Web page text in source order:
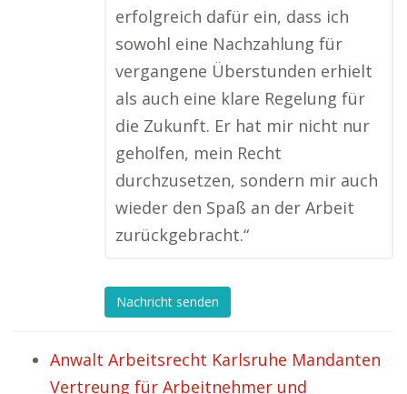
erfolgreich dafür ein, dass ich
sowohl eine Nachzahlung für
vergangene Überstunden erhielt
als auch eine klare Regelung für
die Zukunft. Er hat mir nicht nur
geholfen, mein Recht
durchzusetzen, sondern mir auch
wieder den Spaß an der Arbeit
zurückgebracht.“
Nachricht senden
Anwalt Arbeitsrecht Karlsruhe Mandanten
Vertreung für Arbeitnehmer und